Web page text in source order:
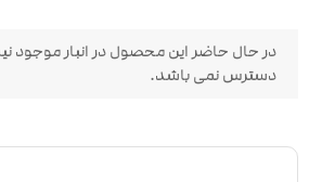
در حال حاضر این محصول در انبار موجود
دسترس نمی باشد.